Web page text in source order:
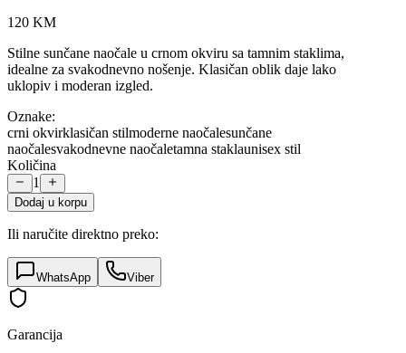
120 KM
Stilne sunčane naočale u crnom okviru sa tamnim staklima,
idealne za svakodnevno nošenje. Klasičan oblik daje lako
uklopiv i moderan izgled.
Oznake:
crni okvirklasičan stilmoderne naočalesunčane
naočalesvakodnevne naočaletamna staklaunisex stil
Količina
1
Dodaj u korpu
Ili naručite direktno preko:
WhatsApp Viber
Garancija